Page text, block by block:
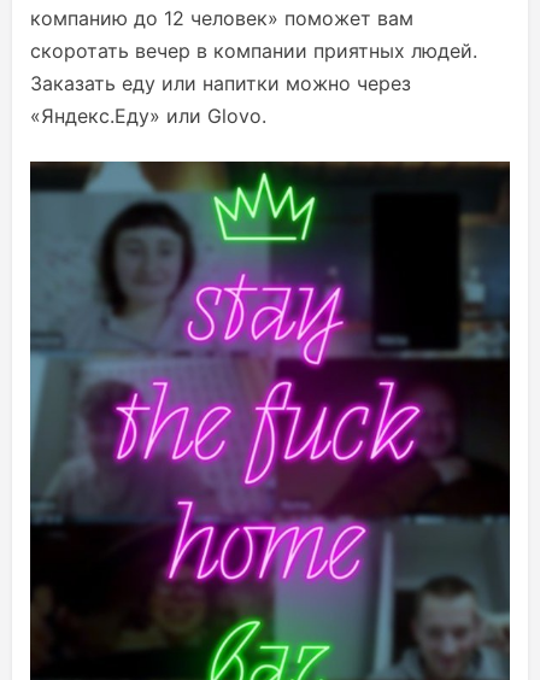
компанию до 12 человек» поможет вам
скоротать вечер в компании приятных людей.
Заказать еду или напитки можно через
«Яндекс.Еду» или Glovo.